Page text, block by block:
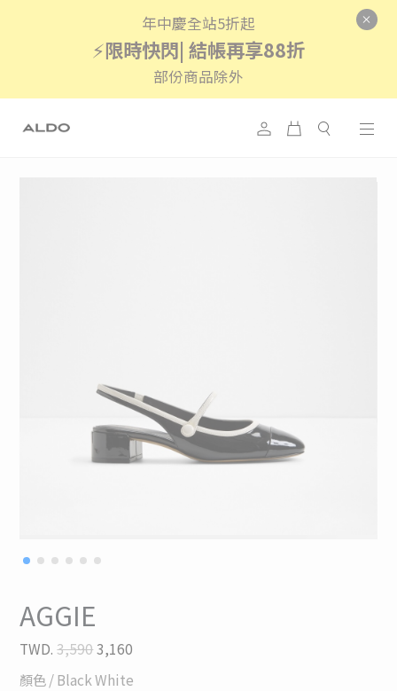
年中慶全站5折起
⚡限時快閃| 結帳再享88折
部份商品除外
AGGIE
TWD. 3,5903,160
顏色/ Black White